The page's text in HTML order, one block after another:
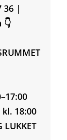
36 |
18:00